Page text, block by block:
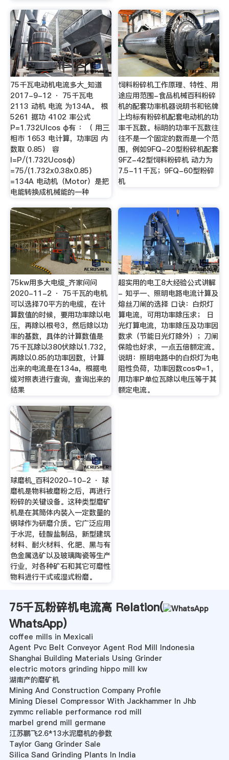
75千瓦电动机电流多大_知道
2017-9-12 · 75千瓦电
2113 动机 电流 为134A。 根
5261 据功 4102 率公式
P=1.732UIcos φ有 ：（ 用三
相市 1653 电计算，功率因 内
数取 0.85） 容
I=P/(1.732Ucosφ)
=75/(1.732x0.38x0.85)
=134A 电动机（Motor）是把
电能转换成机械能的一种
饲料粉碎机工作原理、特性、用
途应用范围-食品机械百科粉碎
机的配套功率机器说明书和铭牌
上均标有粉碎机配套电动机的功
率千瓦数。标明的功率千瓦数往
往不是一个固定的数而是一个范
围，例如9FQ-20型粉碎机配套
9FZ-42型饲料粉碎机 动力为
7.5-11千瓦；9FQ-60型粉碎
机
75kw用多大电缆_齐家问问
2020-11-2 · 75千瓦的电机
可以选择70平方的电缆，在计
算数值的时候，要用功率除以电
压，再除以根号3，然后除以功
率的基数，具体的计算数值是
75千瓦除以380伏除以1.732，
再除以0.85的功率因数，计算
出来的电流是在134a，根据电
缆对照表进行查询，查询出来的
结果
超实用的电工8大经验公式讲解
- 知乎一、照明电路电流计算及
熔丝刀闸的选择 口诀：白炽灯
算电流，可用功率除压求； 日
光灯算电流，功率除压及功率因
数求（节能日光灯除外）；刀闸
保险也好求，一点五倍额定流。
说明：照明电路中的白炽灯为电
阻性负荷，功率因数cosΦ=1，
用功率P单位瓦除以电压等于其
额定电流。
球磨机_百科2020-10-2 · 球
磨机是物料被磨粉之后，再进行
粉碎的关键设备。这种类型磨矿
机是在其筒体内装入一定数量的
钢球作为研磨介质。它广泛应用
于水泥，硅酸盐制品，新型建筑
材料、耐火材料、化肥、黑与有
色金属选矿以及玻璃陶瓷等生产
行业，对各种矿石和其它可磨性
物料进行干式或湿式粉磨。
75千瓦粉碎机电流高 Relation(
WhatsApp)
coffee mills in Mexicali
Agent Pvc Belt Conveyor Agent Rod Mill Indonesia
Shanghai Building Materials Using Grinder
electric motors grinding hippo mill kw
湖南产的磨矿机
Mining And Construction Company Profile
Mining Diesel Compressor With Jackhammer In Jhb
zymmc reliable performance rod mill
marbel grend mill germane
江苏鹏飞2.6*13水泥磨机的参数
Taylor Gang Grinder Sale
Silica Sand Grinding Plants In India